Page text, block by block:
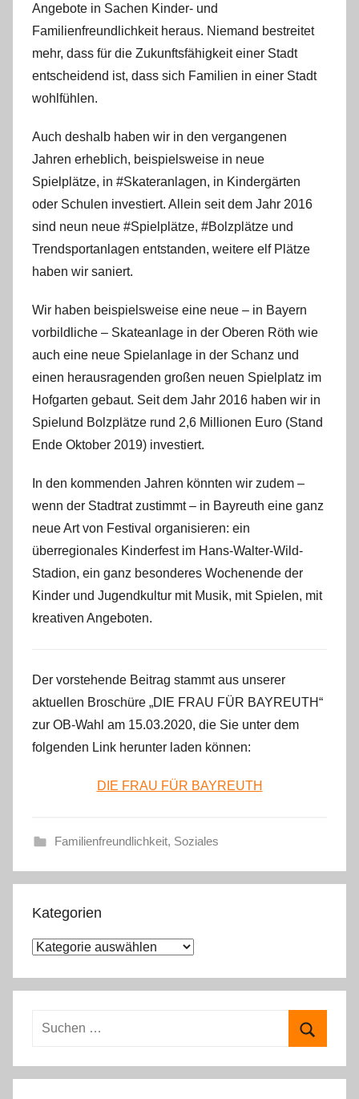
Angebote in Sachen Kinder- und
Familienfreundlichkeit heraus. Niemand bestreitet
mehr, dass für die Zukunftsfähigkeit einer Stadt
entscheidend ist, dass sich Familien in einer Stadt
wohlfühlen.
Auch deshalb haben wir in den vergangenen
Jahren erheblich, beispielsweise in neue
Spielplätze, in #Skateranlagen, in Kindergärten
oder Schulen investiert. Allein seit dem Jahr 2016
sind neun neue #Spielplätze, #Bolzplätze und
Trendsportanlagen entstanden, weitere elf Plätze
haben wir saniert.
Wir haben beispielsweise eine neue – in Bayern
vorbildliche – Skateanlage in der Oberen Röth wie
auch eine neue Spielanlage in der Schanz und
einen herausragenden großen neuen Spielplatz im
Hofgarten gebaut. Seit dem Jahr 2016 haben wir in
Spielund Bolzplätze rund 2,6 Millionen Euro (Stand
Ende Oktober 2019) investiert.
In den kommenden Jahren könnten wir zudem –
wenn der Stadtrat zustimmt – in Bayreuth eine ganz
neue Art von Festival organisieren: ein
überregionales Kinderfest im Hans-Walter-Wild-
Stadion, ein ganz besonderes Wochenende der
Kinder und Jugendkultur mit Musik, mit Spielen, mit
kreativen Angeboten.
Der vorstehende Beitrag stammt aus unserer
aktuellen Broschüre „DIE FRAU FÜR BAYREUTH“
zur OB-Wahl am 15.03.2020, die Sie unter dem
folgenden Link herunter laden können:
DIE FRAU FÜR BAYREUTH
Familienfreundlichkeit, Soziales
Kategorien
K
t
r
c
u